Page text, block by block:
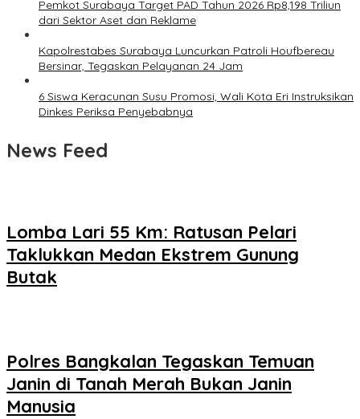
Pemkot Surabaya Target PAD Tahun 2026 Rp8,198 Triliun
dari Sektor Aset dan Reklame
Kapolrestabes Surabaya Luncurkan Patroli Houfbereau
Bersinar, Tegaskan Pelayanan 24 Jam
6 Siswa Keracunan Susu Promosi, Wali Kota Eri Instruksikan
Dinkes Periksa Penyebabnya
News Feed
Lomba Lari 55 Km: Ratusan Pelari
Taklukkan Medan Ekstrem Gunung
Butak
Polres Bangkalan Tegaskan Temuan
Janin di Tanah Merah Bukan Janin
Manusia